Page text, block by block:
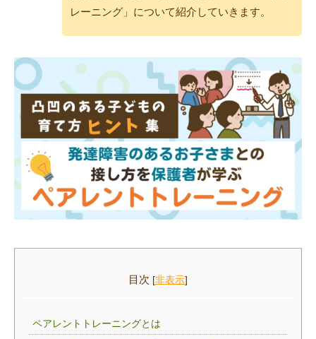
レーニング」について紹介していきます。
目次 [非表示]
ペアレントトレーニングとは